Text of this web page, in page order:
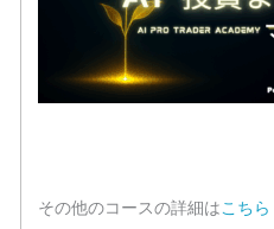
その他のコースの詳細はこちら